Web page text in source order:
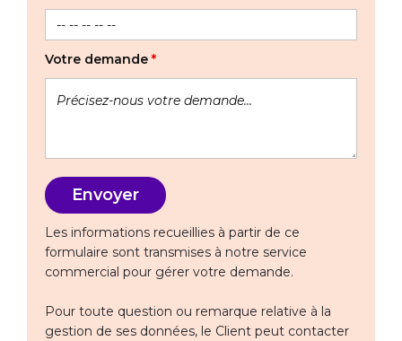
Votre demande *
Les informations recueillies à partir de ce
formulaire sont transmises à notre service
commercial pour gérer votre demande.
Pour toute question ou remarque relative à la
gestion de ses données, le Client peut contacter